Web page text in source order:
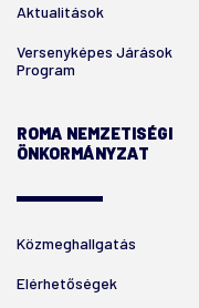
Aktualitások
Versenyképes Járások
Program
ROMA NEMZETISÉGI
ÖNKORMÁNYZAT
Közmeghallgatás
Elérhetőségek